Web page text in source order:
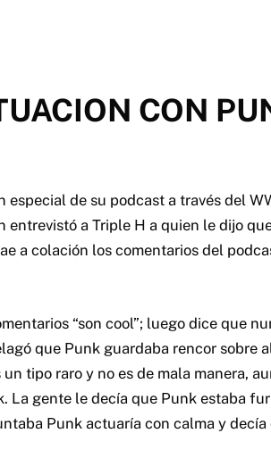
CON
especial de su podcast a través del
entrevistó a Triple H a quien le dijo
a colación los comentarios del
“son cool”; luego dice que
que Punk guardaba rencor sobre
tipo raro y no es de mala manera,
La gente le decía que Punk estaba
Punk actuaría con calma y decía